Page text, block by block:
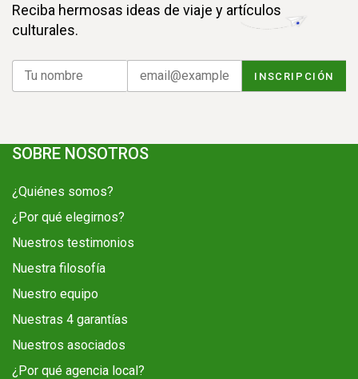
Reciba hermosas ideas de viaje y artículos
culturales.
SOBRE NOSOTROS
¿Quiénes somos?
¿Por qué elegirnos?
Nuestros testimonios
Nuestra filosofía
Nuestro equipo
Nuestras 4 garantías
Nuestros asociados
¿Por qué agencia local?